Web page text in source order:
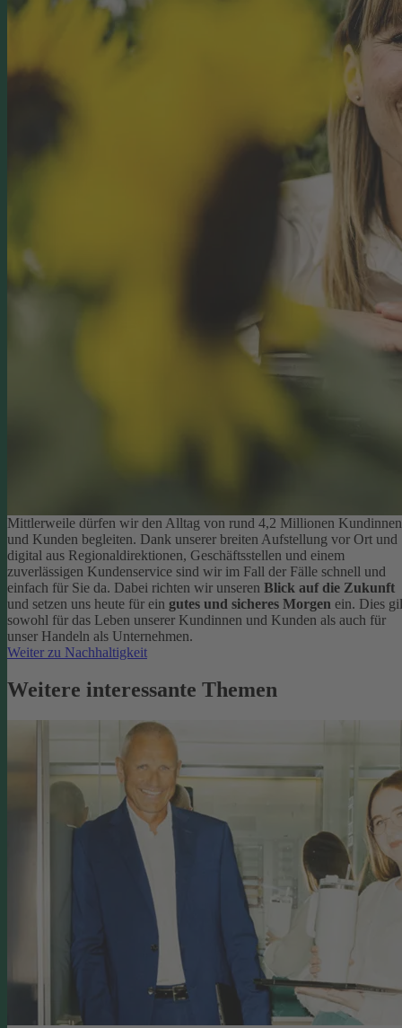
Mittlerweile dürfen wir den Alltag von rund 4,2 Millionen Kundinnen
und Kunden begleiten. Dank unserer breiten Aufstellung vor Ort und
digital aus Regionaldirektionen, Geschäftsstellen und einem
zuverlässigen Kundenservice sind wir im Fall der Fälle schnell und
einfach für Sie da. Dabei richten wir unseren Blick auf die Zukunft
und setzen uns heute für ein gutes und sicheres Morgen ein. Dies
sowohl für das Leben unserer Kundinnen und Kunden als auch für
unser Handeln als Unternehmen.
Weiter zu Nachhaltigkeit
Weitere interessante Themen